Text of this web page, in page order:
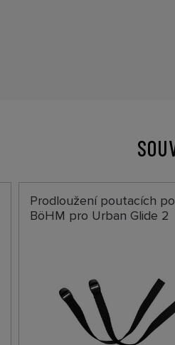
Prodloužení poutacích
BöHM pro Urban Glide 2